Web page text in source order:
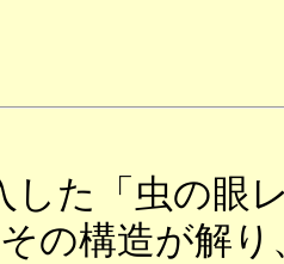
した「虫の眼
の構造が解り